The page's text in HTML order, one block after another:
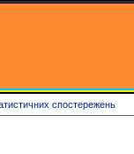
спостережень